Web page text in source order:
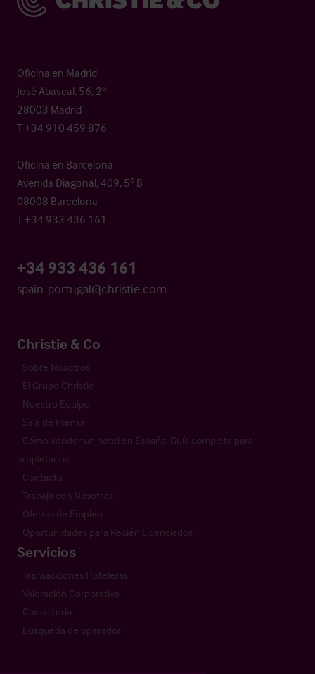
Oficina en Madrid
José Abascal, 56, 2º
28003 Madrid
T +34 910 459 876
Oficina en Barcelona
Avenida Diagonal, 409, 5º B
08008 Barcelona
T +34 933 436 161
+34 933 436 161
spain-portugal@christie.com
Christie & Co
Sobre Nosotros
El Grupo Christie
Nuestro Equipo
Sala de Prensa
Cómo vender un hotel en España: Guía completa para
propietarios
Contacto
Trabaja con Nosotros
Ofertas de Empleo
Oportunidades para Recién Licenciados
Servicios
Transacciones Hoteleras
Valoración Corporativa
Consultoría
Búsqueda de operador